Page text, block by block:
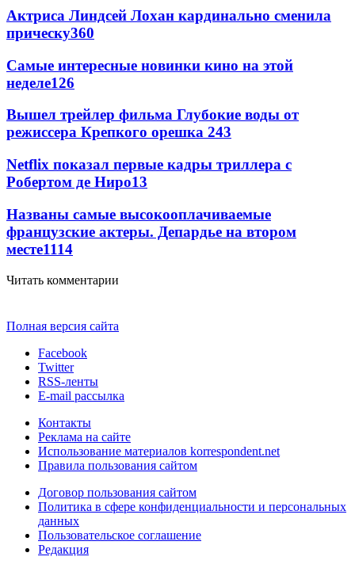
Актриса Линдсей Лохан кардинально сменила
прическу360
Самые интересные новинки кино на этой
неделе126
Вышел трейлер фильма Глубокие воды от
режиссера Крепкого орешка 243
Netflix показал первые кадры триллера с
Робертом де Ниро13
Названы самые высокооплачиваемые
французские актеры. Депардье на втором
месте1114
Читать комментарии
Полная версия сайта
Facebook
Twitter
RSS-ленты
E-mail рассылка
Контакты
Реклама на сайте
Использование материалов korrespondent.net
Правила пользования сайтом
Договор пользования сайтом
Политика в сфере конфиденциальности и персональных
данных
Пользовательское соглашение
Редакция